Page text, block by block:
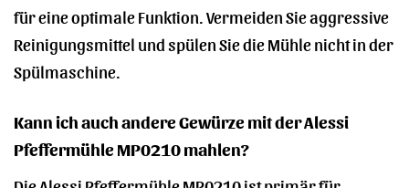
für eine optimale Funktion. Vermeiden Sie aggressive
Reinigungsmittel und spülen Sie die Mühle nicht in der
Spülmaschine.
Kann ich auch andere Gewürze mit der Alessi
Pfeffermühle MP0210 mahlen?